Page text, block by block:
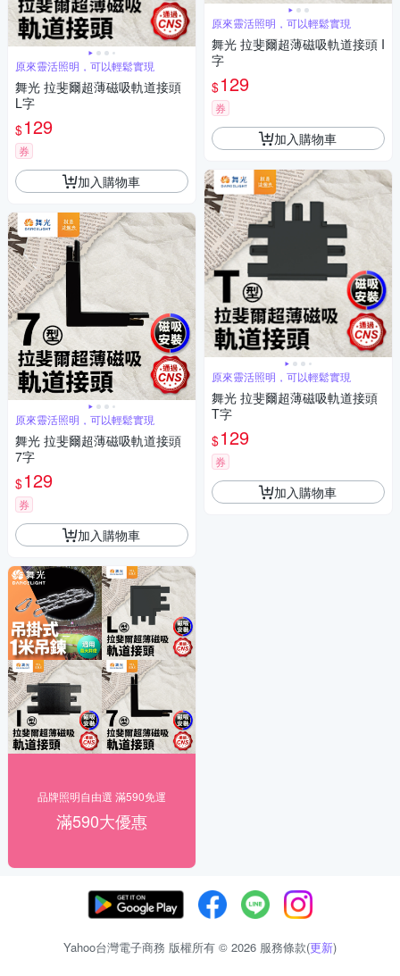
原來靈活照明，可以輕鬆實現
舞光 拉斐爾超薄磁吸軌道接頭
L字
$129
券
加入購物車
原來靈活照明，可以輕鬆實現
舞光 拉斐爾超薄磁吸軌道接頭
7字
$129
券
加入購物車
品牌照明自由選 滿590免運
滿590大優惠
原來靈活照明，可以輕鬆實現
舞光 拉斐爾超薄磁吸軌道接頭 I
字
$129
券
加入購物車
原來靈活照明，可以輕鬆實現
舞光 拉斐爾超薄磁吸軌道接頭
T字
$129
券
加入購物車
Yahoo台灣電子商務 版權所有 © 2026 服務條款(更新)